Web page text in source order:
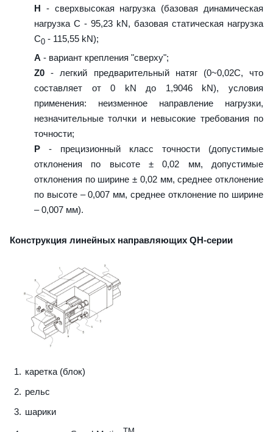
H - сверхвысокая нагрузка (базовая динамическая
нагрузка C - 95,23 kN, базовая статическая нагрузка
С0 - 115,55 kN);
A - вариант крепления "сверху";
Z0 - легкий предварительный натяг (0~0,02C, что
составляет от 0 kN до 1,9046 kN), условия
применения: неизменное направление нагрузки,
незначительные толчки и невысокие требования по
точности;
P - прецизионный класс точности (допустимые
отклонения по высоте ± 0,02 мм, допустимые
отклонения по ширине ± 0,02 мм, среднее отклонение
по высоте – 0,007 мм, среднее отклонение по ширине
– 0,007 мм).
Конструкция линейных направляющих QН-серии
каретка (блок)
рельс
шарики